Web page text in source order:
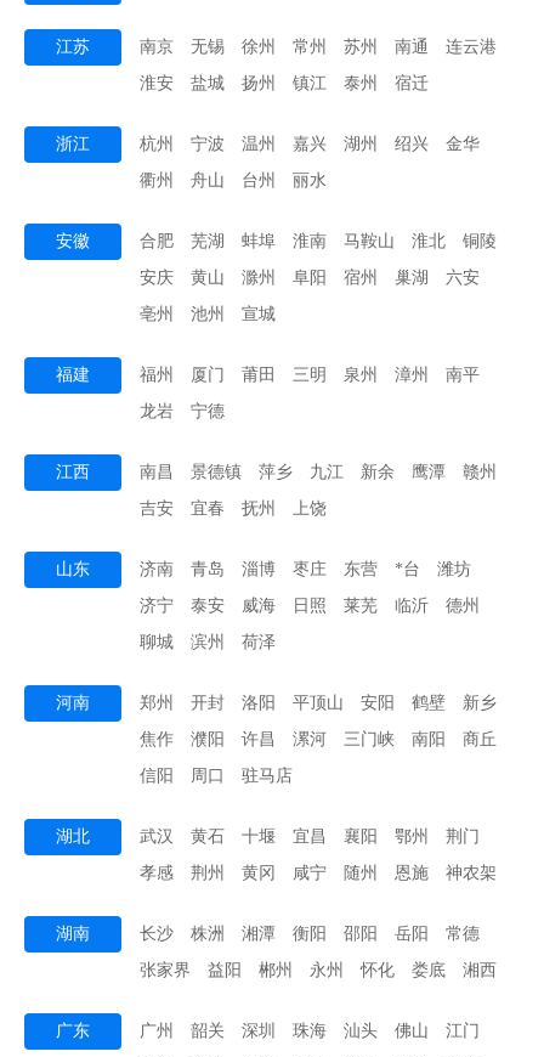
江苏 南京 无锡 徐州 常州 苏州 南通
连云港
淮安
盐城 扬州 镇江 泰州 宿迁
浙江 杭州 宁波 温州 嘉兴 湖州 绍兴
金华
衢州
舟山 台州 丽水
安徽 合肥 芜湖 蚌埠 淮南 马鞍山 淮北
铜陵
安庆
黄山 滁州 阜阳 宿州 巢湖
六安
亳州
池州 宣城
福建 福州 厦门 莆田 三明 泉州 漳州
南平
龙岩
宁德
江西 南昌 景德镇 萍乡 九江 新余 鹰潭
赣州
吉安
宜春 抚州 上饶
山东 济南 青岛 淄博 枣庄 东营 *台
潍坊
济宁
泰安 威海 日照 莱芜 临沂
德州
聊城
滨州 荷泽
河南 郑州 开封 洛阳 平顶山 安阳 鹤壁
新乡
焦作
濮阳 许昌 漯河 三门峡 南阳
商丘
信阳
周口 驻马店
湖北 武汉 黄石 十堰 宜昌 襄阳 鄂州
荆门
孝感
荆州 黄冈 咸宁 随州 恩施 神农架
湖南 长沙 株洲 湘潭 衡阳 邵阳 岳阳
常德
张家界
益阳 郴州 永州 怀化 娄底 湘西
广东 广州 韶关 深圳 珠海 汕头 佛山
江门